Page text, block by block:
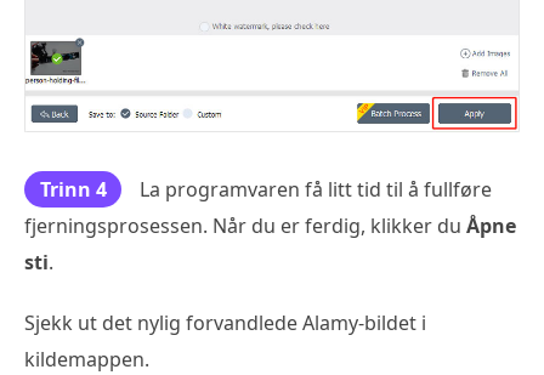
Trinn 4
La programvaren få litt tid til å fullføre
fjerningsprosessen. Når du er ferdig, klikker du Åpne
sti.
Sjekk ut det nylig forvandlede Alamy-bildet i
kildemappen.